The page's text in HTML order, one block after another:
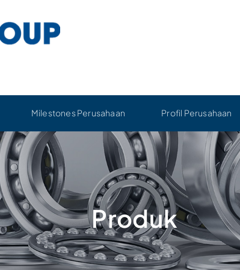
Milestones Perusahaan Profil Perusahaan
Produk